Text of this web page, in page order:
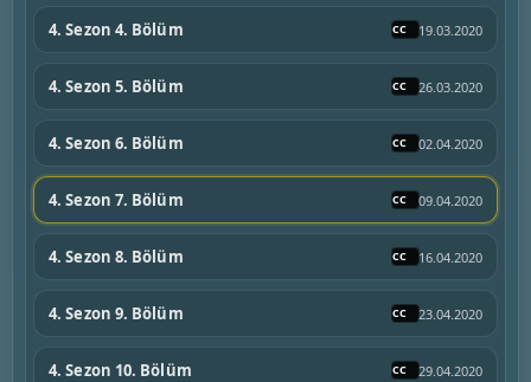
4. Sezon 4. Bölüm 19.03.2020
4. Sezon 5. Bölüm 26.03.2020
4. Sezon 6. Bölüm 02.04.2020
4. Sezon 7. Bölüm 09.04.2020
4. Sezon 8. Bölüm 16.04.2020
4. Sezon 9. Bölüm 23.04.2020
4. Sezon 10. Bölüm 29.04.2020